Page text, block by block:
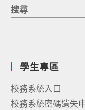
搜尋
學生專區
校務系統入口
校務系統密碼遺失